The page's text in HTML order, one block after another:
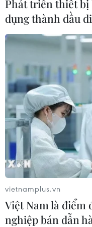
Phát triển thiết bị
dụng thành dầu
vietnamplus.vn
Việt Nam là điểm
nghiệp bán dẫn